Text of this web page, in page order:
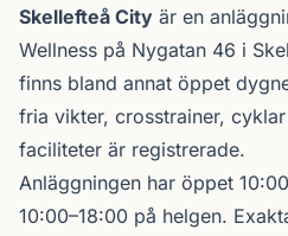
Om Skellefteå City
Skellefteå City är en
Wellness på Nygatan 46 i
finns bland annat öppet
fria vikter, crosstrainer,
faciliteter är registrerade.
Anläggningen har öppet
10:00–18:00 på helgen.